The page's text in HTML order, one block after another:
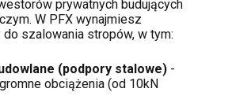
prywatnych budujących
W PFX wynajmiesz
szalowania stropów, w tym:
(podpory stalowe) -
obciążenia (od 10kN